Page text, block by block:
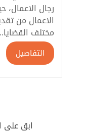
رجال
الاعمال من
مختلف
التفاصيل
ابق على